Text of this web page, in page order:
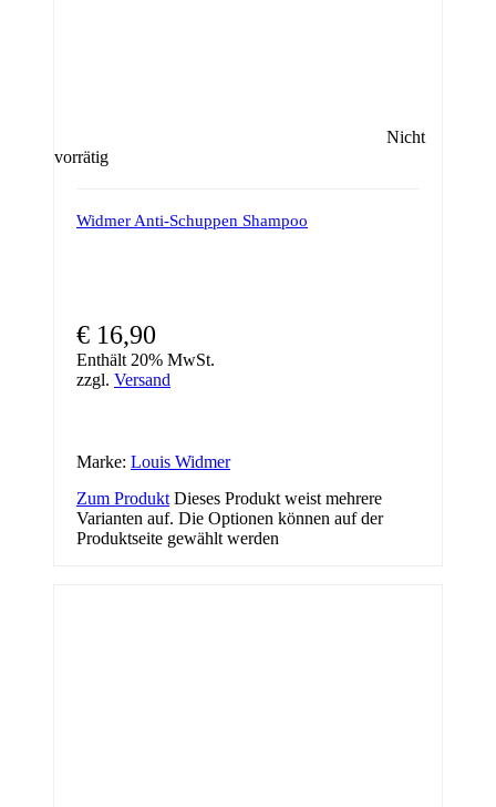
Nicht
vorrätig
Widmer Anti-Schuppen Shampoo
€ 16,90
Enthält 20% MwSt.
zzgl. Versand
Marke: Louis Widmer
Zum Produkt Dieses Produkt weist mehrere
Varianten auf. Die Optionen können auf der
Produktseite gewählt werden